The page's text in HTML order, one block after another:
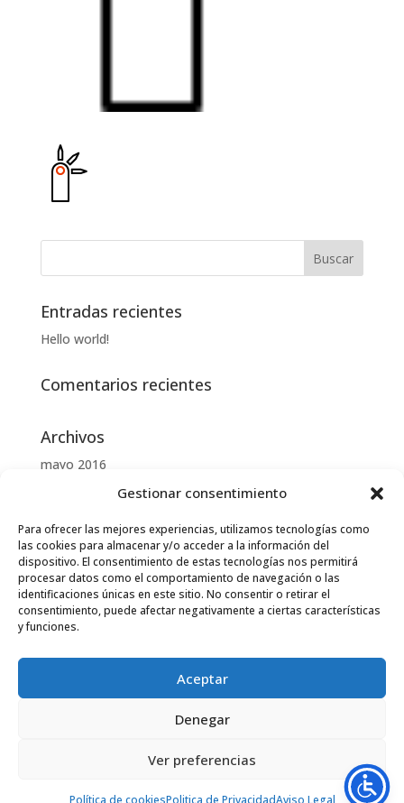
Gestionar consentimiento
Para ofrecer las mejores experiencias, utilizamos tecnologías como
las cookies para almacenar y/o acceder a la información del
dispositivo. El consentimiento de estas tecnologías nos permitirá
procesar datos como el comportamiento de navegación o las
identificaciones únicas en este sitio. No consentir o retirar el
consentimiento, puede afectar negativamente a ciertas características
y funciones.
Aceptar
Denegar
Ver preferencias
Política de cookiesPolitica de PrivacidadAviso Legal
Entradas recientes
Hello world!
Comentarios recientes
Archivos
mayo 2016
Uncategorized
Meta
Acceder
Futuria informatica